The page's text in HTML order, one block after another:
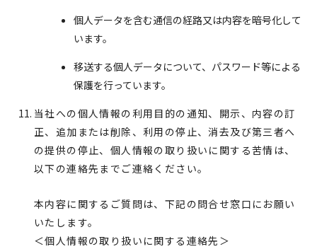
個人データを含む通信の経路又は内容を暗号化して
います。
移送する個人データについて、パスワード等による
保護を行っています。
当社への個人情報の利用目的の通知、開示、内容の訂
正、追加または削除、利用の停止、消去及び第三者へ
の提供の停止、個人情報の取り扱いに関する苦情は、
以下の連絡先までご連絡ください。
本内容に関するご質問は、下記の問合せ窓口にお願い
いたします。
＜個人情報の取り扱いに関する連絡先＞